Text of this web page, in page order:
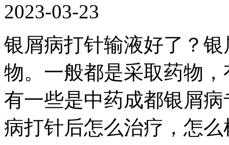
2023-03-23
银屑病打针输液好了？
物。一般都是采取药物
有一些是中药成都银屑
病打针后怎么治疗，怎